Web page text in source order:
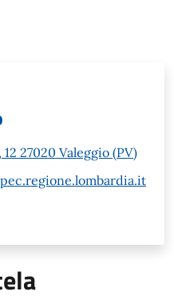
27020 Valeggio (PV)